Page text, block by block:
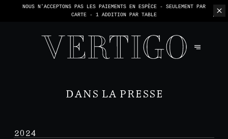
NOUS N'ACCEPTONS PAS LES PAIEMENTS EN ESPÈCE - SEULEMENT PAR
CARTE - 1 ADDITION PAR TABLE
DANS LA PRESSE
2024